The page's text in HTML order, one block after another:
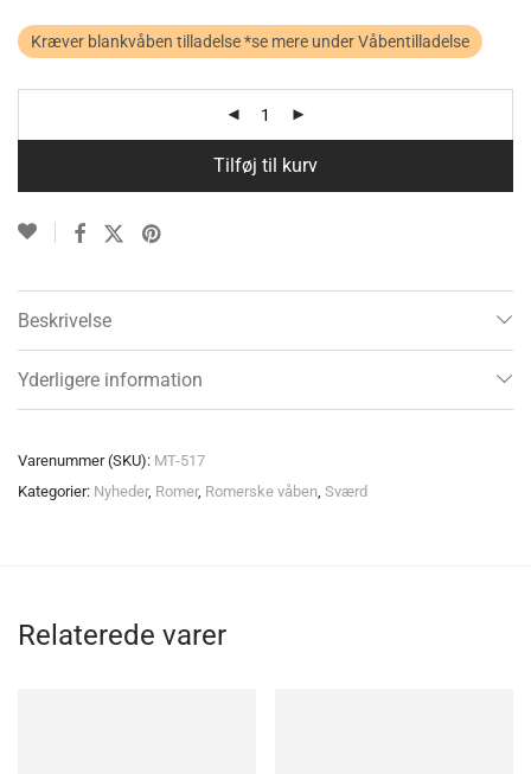
Kræver blankvåben tilladelse *se mere under Våbentilladelse
Tilføj til kurv
Beskrivelse
Yderligere information
Varenummer (SKU): MT-517
Kategorier: Nyheder, Romer, Romerske våben, Sværd
Relaterede varer